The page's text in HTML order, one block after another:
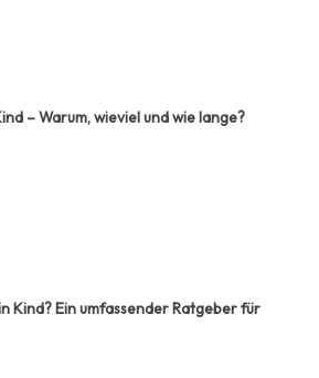
– Warum, wieviel und wie lange?
Kind? Ein umfassender Ratgeber für